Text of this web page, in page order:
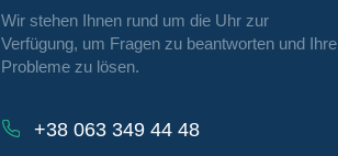
Wir stehen Ihnen rund um die Uhr zur
Verfügung, um Fragen zu beantworten und Ihre
Probleme zu lösen.
+38 063 349 44 48